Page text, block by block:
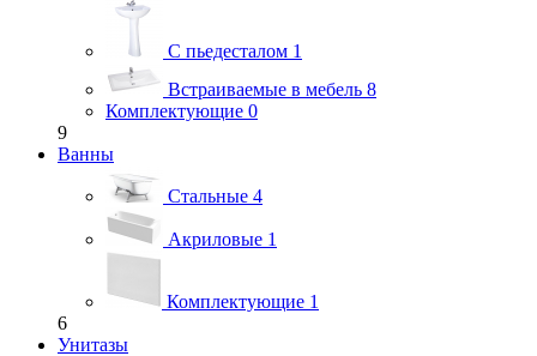
С пьедесталом 1
Встраиваемые в мебель 8
Комплектующие 0
9
Ванны
Стальные 4
Акриловые 1
Комплектующие 1
6
Унитазы